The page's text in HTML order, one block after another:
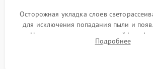
Осторожная укладка слоев
для исключения попадания пыли и
Надежное подключение шлейфов,
аккуратное защелкивание пластикового
Подробнее